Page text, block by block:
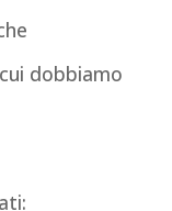
dobbiamo